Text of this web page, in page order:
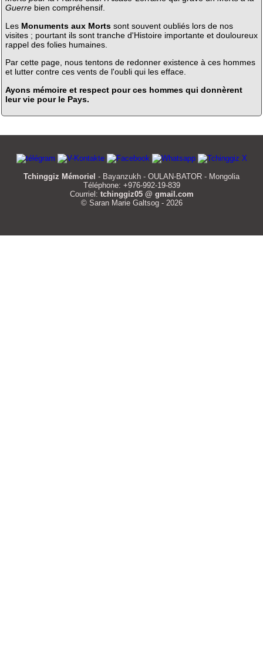
Guerrebien compréhensif.
Les Monuments aux Mortssont souvent oubliés lors de nos
visites ; pourtant ils sont tranche d'Histoire importante et douloureux
rappel des folies humaines.
Par cette page, nous tentons de redonner existence à ces hommes
et lutter contre ces vents de l'oubli qui les efface.
Ayons mémoire et respect pour ces hommes qui donnèrent
leur vie pour le Pays.
Tchinggiz Mémoriel - Bayanzukh - OULAN-BATOR - Mongolia
Téléphone: +976-992-19-839
Courriel: tchinggiz05 @ gmail.com
© Saran Marie Galtsog - 2026